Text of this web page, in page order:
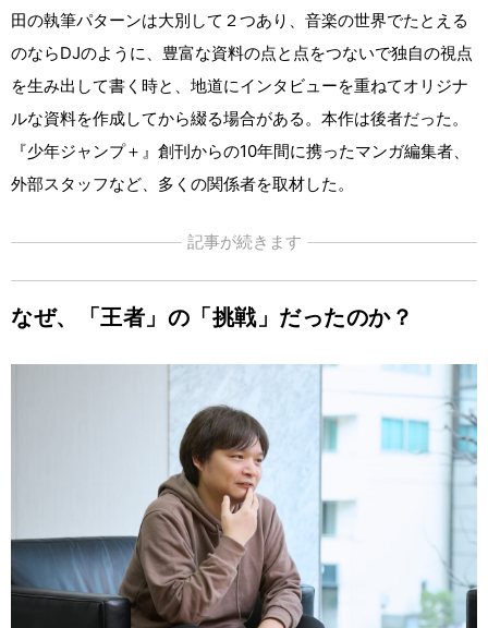
田の執筆パターンは大別して２つあり、音楽の世界でたとえる
のならDJのように、豊富な資料の点と点をつないで独自の視点
を生み出して書く時と、地道にインタビューを重ねてオリジナ
ルな資料を作成してから綴る場合がある。本作は後者だった。
『少年ジャンプ＋』創刊からの10年間に携ったマンガ編集者、
外部スタッフなど、多くの関係者を取材した。
記事が続きます
なぜ、「王者」の「挑戦」だったのか？